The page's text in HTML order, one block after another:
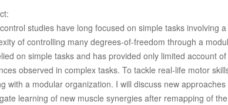
studies have long focused on simple tasks
of controlling many degrees-of-freedom through a
on simple tasks and has provided only limited account
observed in complex tasks. To tackle real-life motor
with a modular organization. I will discuss new
learning of new muscle synergies after remapping of